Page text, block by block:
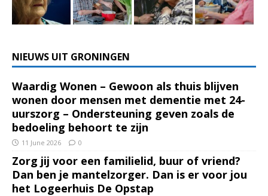
NIEUWS UIT GRONINGEN
Waardig Wonen – Gewoon als thuis blijven
wonen door mensen met dementie met 24-
uurszorg – Ondersteuning geven zoals de
bedoeling behoort te zijn
11 June 2026 0
Zorg jij voor een familielid, buur of vriend?
Dan ben je mantelzorger. Dan is er voor jou
het Logeerhuis De Opstap